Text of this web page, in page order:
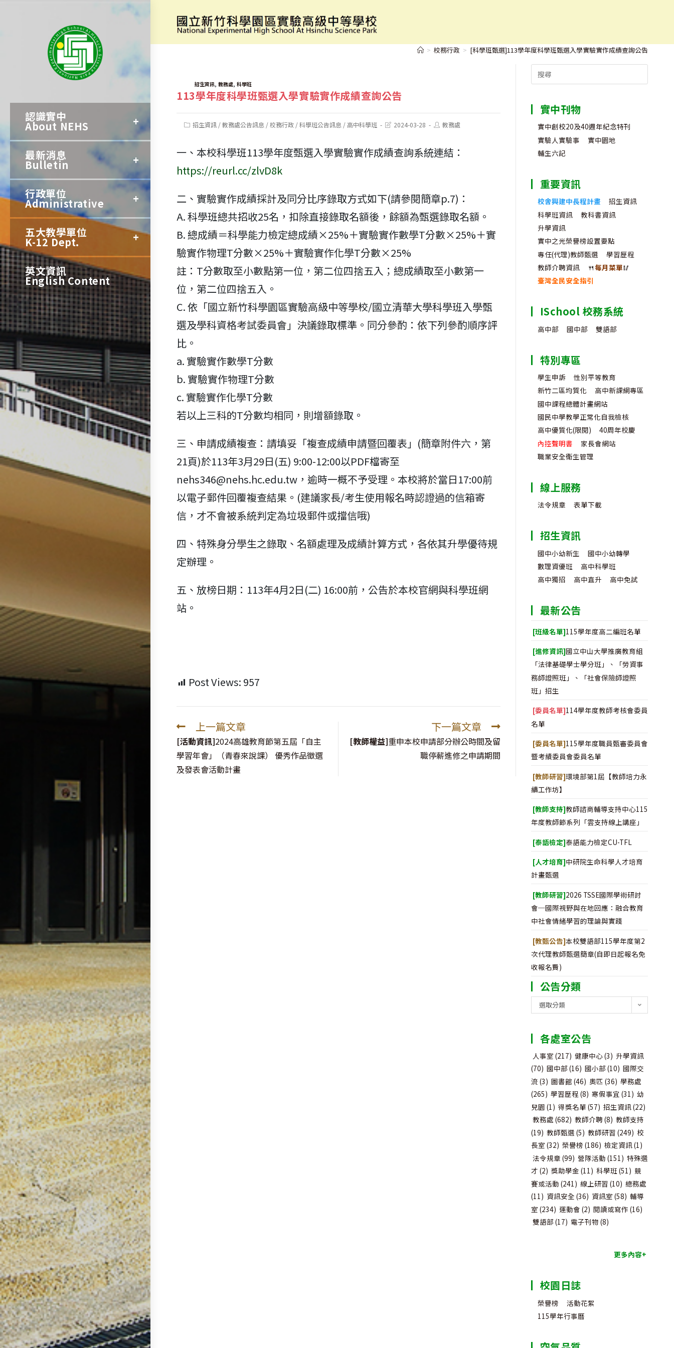
至
主
要
容
認識實中
About NEHS
最新消息
Bulletin
行政單位
Administrative
五大教學單位
K-12 Dept.
英文資訊
English Content
[科學班甄選]113學年度科學班甄選入學實驗實作成績查詢公告
> 校務行政 > [科學班甄選]113學年度科學班甄選入學實驗實作成績查詢公告
TAGS:招生資訊, 教務處, 科學班
113學年度科學班甄選入學實驗實作成績查詢公告
Post招生資訊 /教務處公告訊息 /校務行政 /科學班公告訊息 /高中科學班
Post2024-03-28
Post教務處
一、本校科學班113學年度甄選入學實驗實作成績查詢系統連結：
https://reurl.cc/zlvD8k
二、實驗實作成績採計及同分比序錄取方式如下(請參閱簡章p.7)：
A. 科學班總共招收25名，扣除直接錄取名額後，餘額為甄選錄取名額。
B. 總成績＝科學能力檢定總成績×25%＋實驗實作數學T分數×25%＋實
驗實作物理T分數×25%＋實驗實作化學T分數×25%
註：T分數取至小數點第一位，第二位四捨五入；總成績取至小數第一
位，第二位四捨五入。
C. 依「國立新竹科學園區實驗高級中等學校/國立清華大學科學班入學甄
選及學科資格考試委員會」決議錄取標準。同分參酌：依下列參酌順序評
比。
a. 實驗實作數學T分數
b. 實驗實作物理T分數
c. 實驗實作化學T分數
若以上三科的T分數均相同，則增額錄取。
三、申請成績複查：請填妥「複查成績申請暨回覆表」(簡章附件六，第
21頁)於113年3月29日(五) 9:00-12:00以PDF檔寄至
nehs346@nehs.hc.edu.tw，逾時一概不予受理。本校將於當日17:00前
以電子郵件回覆複查結果。(建議家長/考生使用報名時認證過的信箱寄
信，才不會被系統判定為垃圾郵件或擋信哦)
四、特殊身分學生之錄取、名額處理及成績計算方式，各依其升學優待規
定辦理。
五、放榜日期：113年4月2日(二) 16:00前，公告於本校官網與科學班網
站。
Post Views: 957
Read
more
articles
上一篇文章
[活動資訊]2024高雄教育節第五屆「自主
學習年會」（青春來說課） 優秀作品徵選
及發表會活動計畫
下一篇文章
[教師權益]重申本校申請部分辦公時間及留
職停薪進修之申請期間
Search
for:
實中刊物
實中創校20及40週年紀念特刊
實驗人實驗事
實中園地
輔生六記
重要資訊
校舍興建中長程計畫
招生資訊
科學班資訊
教科書資訊
升學資訊
實中之光榮譽榜設置要點
專任(代理)教師甄選
學習歷程
教師介聘資訊
🍴每月菜單🥢
臺灣全民安全指引
ISchool 校務系統
高中部 國中部 雙語部
特別專區
學生申訴
性別平等教育
新竹二區均質化
高中新課綱專區
國中課程總體計畫網站
國民中學教學正常化自我檢核
高中優質化(限閱)
40周年校慶
內控聲明書
家長會網站
職業安全衛生管理
線上服務
法令規章 表單下載
招生資訊
國中小幼新生
國中小幼轉學
數理資優班
高中科學班
高中獨招
高中直升 高中免試
最新公告
[班級名單]115學年度高二編班名單
[進修資訊]國立中山大學推廣教育組
「法律基礎學士學分班」、「勞資事
務師證照班」、「社會保險師證照
班」招生
[委員名單]114學年度教師考核會委員
名單
[委員名單]115學年度職員甄審委員會
暨考績委員會委員名單
[教師研習]環境部第1屆【教師培力永
續工作坊】
[教師支持]教師諮商輔導支持中心115
年度教師節系列「雲支持線上講座」
[泰語檢定]泰語能力檢定CU-TFL
[人才培育]中研院生命科學人才培育
計畫甄選
[教師研習]2026 TSSE國際學術研討
會─國際視野與在地回應：融合教育
中社會情緒學習的理論與實踐
[教甄公告]本校雙語部115學年度第2
次代理教師甄選簡章(自即日起報名免
收報名費)
公告分類
告
類
選取分類
各處室公告
人事室 (217) 健康中心(3) 升學資訊
(70) 國中部 (16) 國小部 (10) 國際交
流 (3) 圖書館 (46) 奧匹 (36) 學務處
(265) 學習歷程 (8) 寒假事宜 (31) 幼
兒園 (1) 得獎名單 (57) 招生資訊(22)
教務處 (682) 教師介聘(8) 教師支持
(19) 教師甄選 (5) 教師研習 (249) 校
長室 (32) 榮譽榜 (186) 檢定資訊(1)
法令規章 (99) 營隊活動 (151) 特殊選
才 (2) 獎助學金 (11) 科學班(51) 競
賽或活動 (241) 線上研習 (10) 總務處
(11) 資訊安全 (36) 資訊室 (58) 輔導
室 (234) 運動會 (2) 閱讀或寫作 (16)
雙語部 (17) 電子刊物 (8)
更多內容+
校園日誌
榮譽榜
活動花絮
115學年行事曆